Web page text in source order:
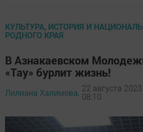
КУЛЬТУРА, ИСТОРИЯ И
РОДНОГО КРАЯ
В Азнакаевском
«Тау» бурлит жизнь!
Лилиана Халимова, 22 августа
08:10